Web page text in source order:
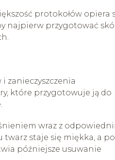
protokołów opiera
najpierw przygotować
zanieczyszczenia
które przygotowuje ją do
wraz z
twarz staje się miękka, a
późniejsze usuwanie